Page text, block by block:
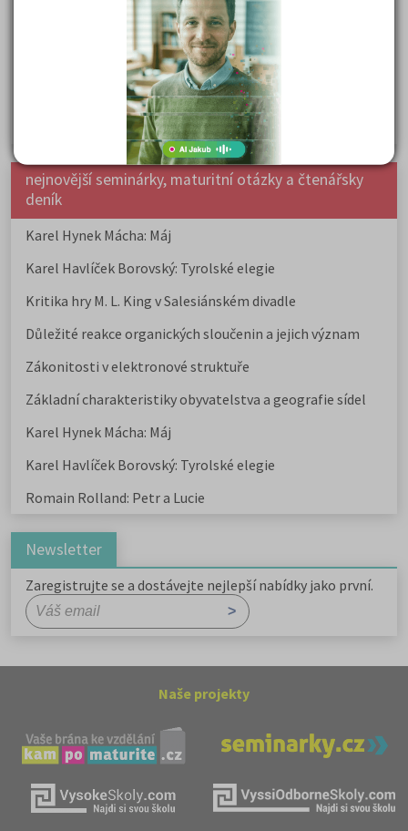
Prestiž a vnímání oborů ve společnosti
Rozcestník po maturitě: VŠ, VOŠ, práce, gap year i další
Jak se dostat na nejžádanější obory vysokých škol
nejnovější seminárky, maturitní otázky a čtenářsky
deník
Karel Hynek Mácha: Máj
Karel Havlíček Borovský: Tyrolské elegie
Kritika hry M. L. King v Salesiánském divadle
Důležité reakce organických sloučenin a jejich význam
Zákonitosti v elektronové struktuře
Základní charakteristiky obyvatelstva a geografie sídel
Karel Hynek Mácha: Máj
Karel Havlíček Borovský: Tyrolské elegie
Romain Rolland: Petr a Lucie
Newsletter
Zaregistrujte se a dostávejte nejlepší nabídky jako první.
Naše projekty